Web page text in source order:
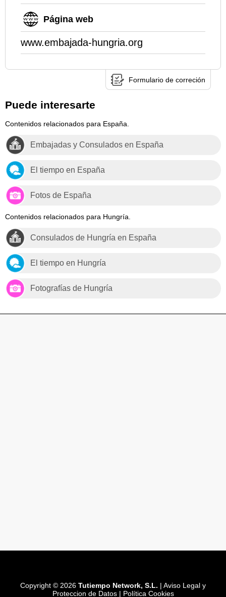
Página web
www.embajada-hungria.org
Formulario de correción
Puede interesarte
Contenidos relacionados para España.
Embajadas y Consulados en España
El tiempo en España
Fotos de España
Contenidos relacionados para Hungría.
Consulados de Hungría en España
El tiempo en Hungría
Fotografías de Hungría
Copyright © 2026 Tutiempo Network, S.L. | Aviso Legal y
Proteccion de Datos| Política Cookies